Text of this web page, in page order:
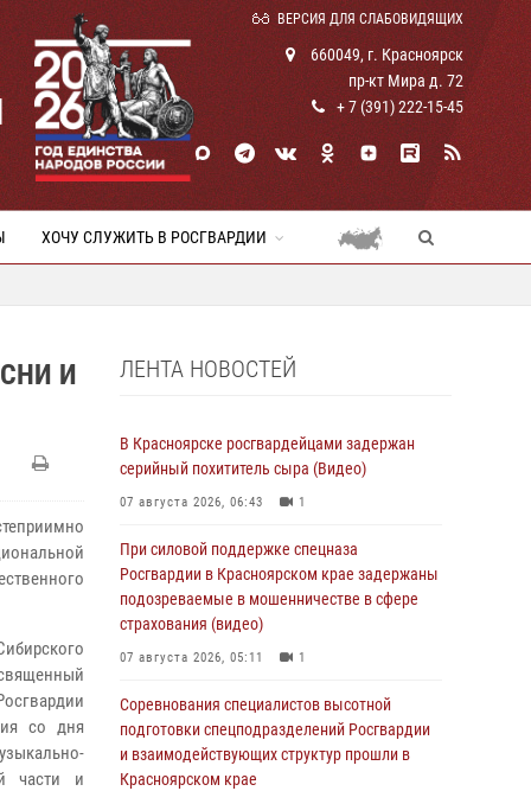
ВЕРСИЯ ДЛЯ СЛАБОВИДЯЩИХ
660049, г. Красноярск
пр-кт Мира д. 72
+ 7 (391) 222-15-45
ХОЧУ СЛУЖИТЬ В РОСГВАРДИИ
И
со дня
части и
ЛЕНТА НОВОСТЕЙ
В Красноярске росгвардейцами задержан
серийный похититель сыра (Видео)
07 августа 2026, 06:43 1
При силовой поддержке спецназа
Росгвардии в Красноярском крае задержаны
подозреваемые в мошенничестве в сфере
страхования (видео)
07 августа 2026, 05:11 1
Соревнования специалистов высотной
подготовки спецподразделений Росгвардии
и взаимодействующих структур прошли в
Красноярском крае